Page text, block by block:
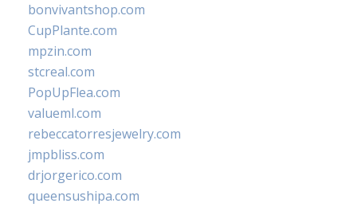
bonvivantshop.com
CupPlante.com
mpzin.com
stcreal.com
PopUpFlea.com
valueml.com
rebeccatorresjewelry.com
jmpbliss.com
drjorgerico.com
queensushipa.com